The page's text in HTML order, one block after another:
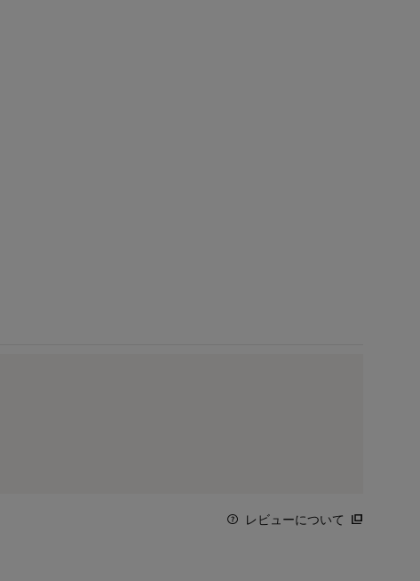
レビューについて